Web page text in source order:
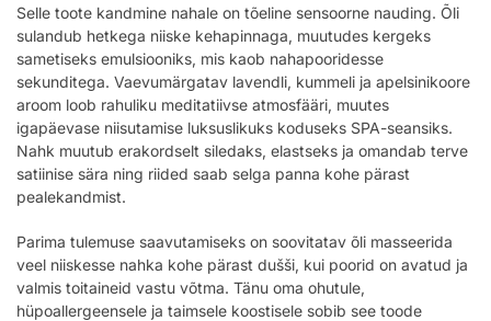
Selle toote kandmine nahale on tõeline sensoorne nauding. Õli
sulandub hetkega niiske kehapinnaga, muutudes kergeks
sametiseks emulsiooniks, mis kaob nahapooridesse
sekunditega. Vaevumärgatav lavendli, kummeli ja apelsinikoore
aroom loob rahuliku meditatiivse atmosfääri, muutes
igapäevase niisutamise luksuslikuks koduseks SPA-seansiks.
Nahk muutub erakordselt siledaks, elastseks ja omandab terve
satiinise sära ning riided saab selga panna kohe pärast
pealekandmist.
Parima tulemuse saavutamiseks on soovitatav õli masseerida
veel niiskesse nahka kohe pärast dušši, kui poorid on avatud ja
valmis toitaineid vastu võtma. Tänu oma ohutule,
hüpoallergeensele ja taimsele koostisele sobib see toode